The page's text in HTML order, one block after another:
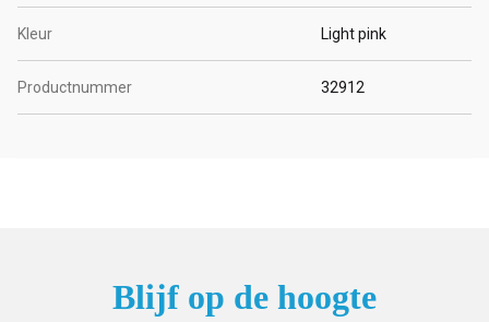
Kleur Light pink
Productnummer 32912
Blijf op de hoogte